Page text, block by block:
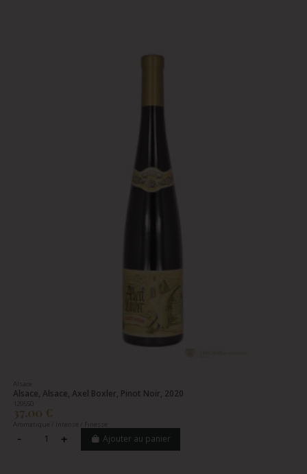
Alsace, Alsace, Axel Boxler, Pinot Noir, 2020
37,00 €
Ajouter au panier